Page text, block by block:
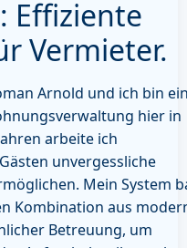
Effiziente
Vermieter.
Arnold und ich bin
hier in
arbeite ich
unvergessliche
Mein System
Kombination aus
Betreuung, um